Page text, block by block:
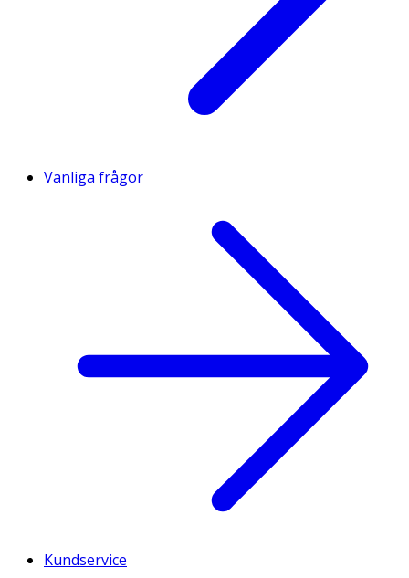
Vanliga frågor
Kundservice